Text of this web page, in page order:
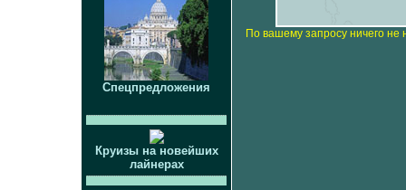
Спецпредложения
Круизы на новейших
лайнерах
По вашему запросу ничего не